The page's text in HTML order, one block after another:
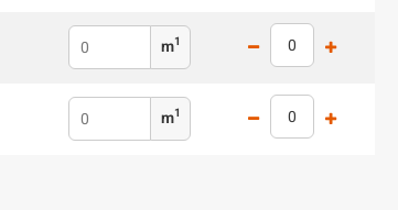
m1
m1